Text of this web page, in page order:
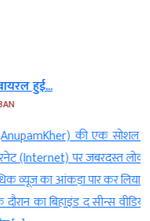
की एक सोशल मीडिया
पर जबरदस्त लोकप्रियता
आंकड़ा पार कर लिया है। इस
द सीन्स वीडियो साझा